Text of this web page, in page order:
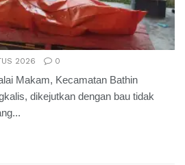
2026 0
Makam, Kecamatan Bathin
dikejutkan dengan bau tidak